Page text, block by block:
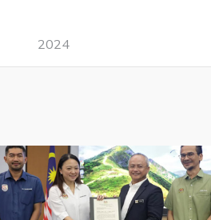
2024